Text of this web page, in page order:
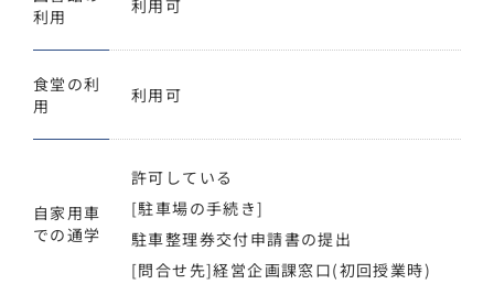
利用
利用可
食堂の利
用
利用可
自家用車
での通学
許可している
[駐車場の手続き]
駐車整理券交付申請書の提出
[問合せ先]経営企画課窓口(初回授業時)